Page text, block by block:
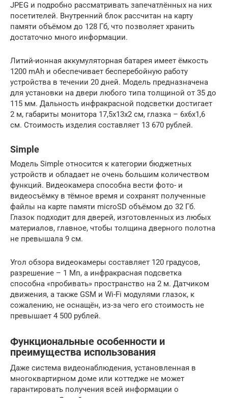
JPEG и подробно рассматривать запечатлённых на них
посетителей. Внутренний блок рассчитан на карту
памяти объёмом до 128 Гб, что позволяет хранить
достаточно много информации.
Литий-ионная аккумуляторная батарея имеет ёмкость
1200 mAh и обеспечивает бесперебойную работу
устройства в течении 20 дней. Модель предназначена
для установки на двери любого типа толщиной от 35 до
115 мм. Дальность инфракрасной подсветки достигает
2 м, габариты монитора 17,5х13х2 см, глазка – 6х6х1,6
см. Стоимость изделия составляет 13 670 рублей.
Simple
Модель Simple относится к категории бюджетных
устройств и обладает не очень большим количеством
функций. Видеокамера способна вести фото- и
видеосъёмку в тёмное время и сохранят полученные
файлы на карте памяти microSD объёмом до 32 Гб.
Глазок подходит для дверей, изготовленных из любых
материалов, главное, чтобы толщина дверного полотна
не превышала 9 см.
Угол обзора видеокамеры составляет 120 градусов,
разрешение – 1 Мп, а инфракрасная подсветка
способна «пробивать» пространство на 2 м. Датчиком
движения, а также GSM и Wi-Fi модулями глазок, к
сожалению, не оснащён, из-за чего его стоимость не
превышает 4 500 рублей.
Функциональные особенности и
преимущества использования
Даже система видеонаблюдения, установленная в
многоквартирном доме или коттедже не может
гарантировать получения всей информации о